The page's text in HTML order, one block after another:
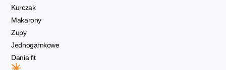
Kurczak
Makarony
Zupy
Jednogarnkowe
Dania fit